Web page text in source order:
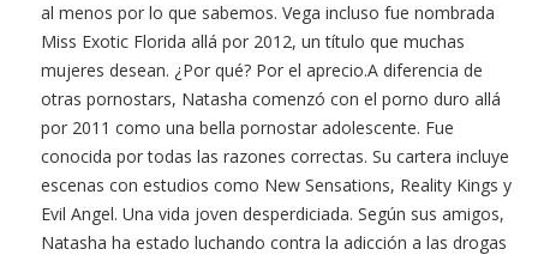
al menos por lo que sabemos. Vega incluso fue nombrada
Miss Exotic Florida allá por 2012, un título que muchas
mujeres desean. ¿Por qué? Por el aprecio.A diferencia de
otras pornostars, Natasha comenzó con el porno duro allá
por 2011 como una bella pornostar adolescente. Fue
conocida por todas las razones correctas. Su cartera incluye
escenas con estudios como New Sensations, Reality Kings y
Evil Angel. Una vida joven desperdiciada. Según sus amigos,
Natasha ha estado luchando contra la adicción a las drogas